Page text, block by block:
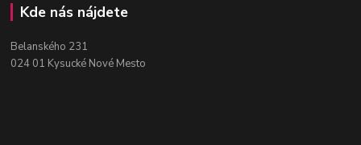
Kde nás nájdete
Belanského 231
024 01 Kysucké Nové Mesto